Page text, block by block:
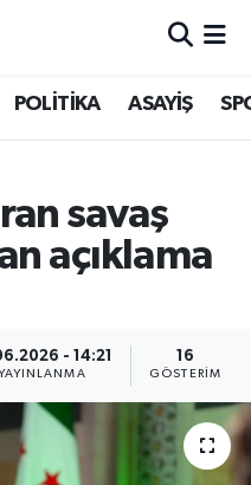
POLİTİKA ASAYİŞ
savaş
açıklama
- 14:21 16
GÖSTERIM